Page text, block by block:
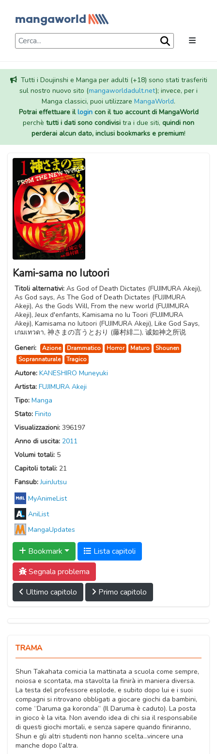
Tutti i Doujinshi e Manga per adulti (+18) sono stati trasferiti
sul nostro nuovo sito (mangaworldadult.net); invece, per i
Manga classici, puoi utilizzare MangaWorld.
Potrai effettuare illogincon il tuo account di MangaWorld
perchè tutti i dati sono condivisi tra i due siti, quindi non
perderai alcun dato, inclusi bookmarks e premium!
Kami-sama no Iutoori
Titoli alternativi: As God of Death Dictates (FUJIMURA Akeji),
As God says, As The God of Death Dictates (FUJIMURA
Akeji), As the Gods Will, From the new world (FUJIMURA
Akeji), Jeux d'enfants, Kamisama no Iu Toori (FUJIMURA
Akeji), Kamisama no Iutoori (FUJIMURA Akeji), Like God Says,
เกมเทวดา, 神さまの言うとおり (藤村緋二), 诚如神之所说
Generi:
Azione Drammatico Horror Maturo
Shounen
Soprannaturale
Tragico
Autore: KANESHIRO Muneyuki
Artista: FUJIMURA Akeji
Tipo: Manga
Stato: Finito
Visualizzazioni: 396197
Anno di uscita: 2011
Volumi totali: 5
Capitoli totali: 21
Fansub:JuinJutsu
MyAnimeList
AniList
MangaUpdates
Bookmark
Lista capitoli
Segnala problema
Ultimo capitolo
Primo capitolo
TRAMA
Shun Takahata comicia la mattinata a scuola come sempre,
noiosa e scontata, ma stavolta la finirà in maniera diversa.
La testa del professore esplode, e subito dopo lui e i suoi
compagni si ritrovano obbligati a giocare giochi da bambini,
come “Daruma ga koronda” (Il Daruma è caduto). La posta
in gioco è la vita. Non avendo idea di chi sia il responsabile
di questi giochi mortali, e senza sapere quando finiranno,
Shun e gli altri studenti non hanno scelta…vincere una
manche dopo l’altra.